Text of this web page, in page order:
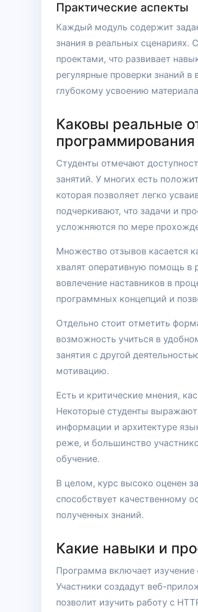
Практические аспекты
Каждый модуль содержит
знания в реальных сценариях.
проектами, что развивает
регулярные проверки знаний в
глубокому усвоению
Каковы реальные
Студенты отмечают
занятий. У многих есть
которая позволяет легко
подчеркивают, что задачи и
усложняются по мере
Множество отзывов касается
хвалят оперативную помощь в
вовлечение наставников в
программных концепций и
Отдельно стоит отметить
возможность учиться в
занятия с другой
мотивацию.
Есть и критические мнения,
Некоторые студенты
информации и архитектуре
реже, и большинство
обучение.
В целом, курс высоко оценен
способствует качественному
полученных знаний.
Какие навыки и
Программа включает изучение
Участники создадут веб-
позволит изучить работу с